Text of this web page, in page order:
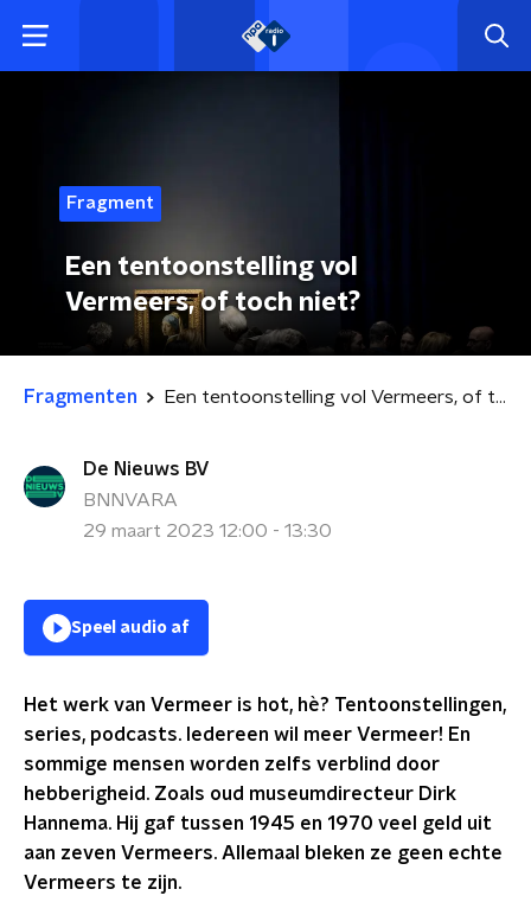
Fragment
Een tentoonstelling vol
Vermeers, of toch niet?
Fragmenten Een tentoonstelling vol Vermeers, of toch niet?
De Nieuws BV
BNNVARA
29 maart 2023 12:00 - 13:30
Speel audio af
Het werk van Vermeer is hot, hè? Tentoonstellingen,
series, podcasts. Iedereen wil meer Vermeer! En
sommige mensen worden zelfs verblind door
hebberigheid. Zoals oud museumdirecteur Dirk
Hannema. Hij gaf tussen 1945 en 1970 veel geld uit
aan zeven Vermeers. Allemaal bleken ze geen echte
Vermeers te zijn.